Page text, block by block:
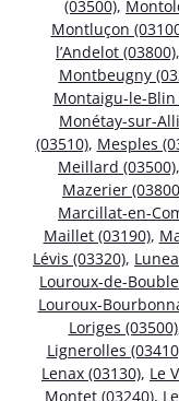
(03500),
Montluçon
l’Andelot (03800),
Montbeugny
Montaigu-le-Blin
Monétay-sur-
(03510), Mesples
Meillard (03500),
Mazerier
Marcillat-en-
Maillet (03190),
Lévis (03320),
Louroux-de-
Louroux-
Loriges (03500)
Lignerolles
Lenax (03130), Le
Montet (03240),